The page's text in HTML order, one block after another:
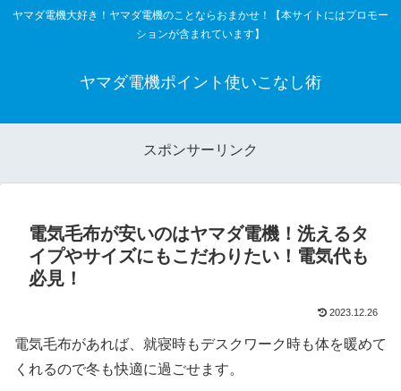
ヤマダ電機大好き！ヤマダ電機のことならおまかせ！【本サイトにはプロモー
ションが含まれています】
ヤマダ電機ポイント使いこなし術
スポンサーリンク
電気毛布が安いのはヤマダ電機！洗えるタ
イプやサイズにもこだわりたい！電気代も
必見！
2023.12.26
電気毛布があれば、就寝時もデスクワーク時も体を暖めて
くれるので冬も快適に過ごせます。